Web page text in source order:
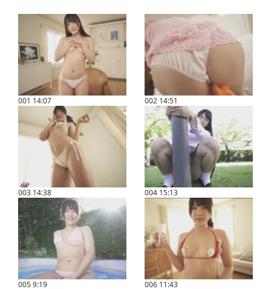
001 14:07 002 14:51
003 14:38 004 15:13
0059:19 006 11:43